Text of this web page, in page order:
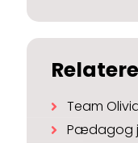
Team
Pædagog